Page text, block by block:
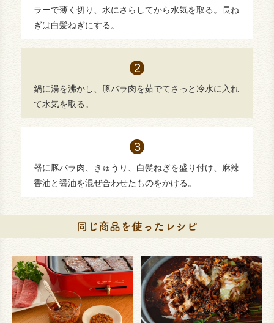
ラーで薄く切り、水にさらしてから水気を取る。長ね
ぎは白髪ねぎにする。
鍋に湯を沸かし、豚バラ肉を茹でてさっと冷水に入れ
て水気を取る。
器に豚バラ肉、きゅうり、白髪ねぎを盛り付け、麻辣
香油と醤油を混ぜ合わせたものをかける。